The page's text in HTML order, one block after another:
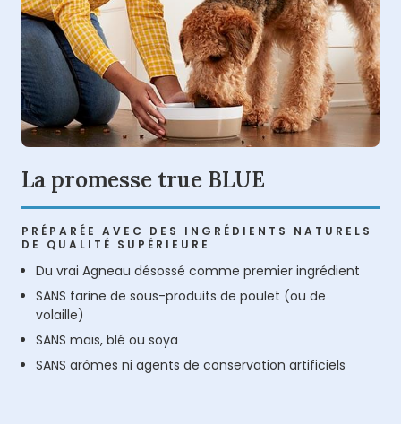
La promesse true BLUE
PRÉPARÉE AVEC DES INGRÉDIENTS NATURELS
DE QUALITÉ SUPÉRIEURE
Du vrai Agneau désossé comme premier ingrédient
SANS farine de sous-produits de poulet (ou de
volaille)
SANS maïs, blé ou soya
SANS arômes ni agents de conservation artificiels